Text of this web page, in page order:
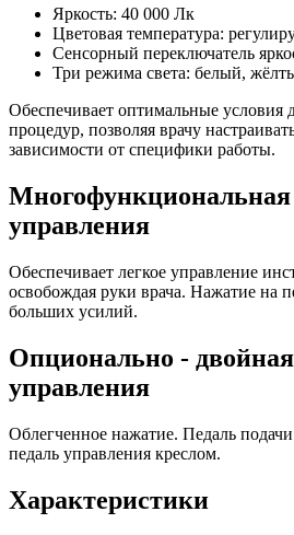
Яркость: 40 000 Лк
Цветовая температура:
Сенсорный переключатель
Три режима света: белый,
Обеспечивает оптимальные условия
процедур, позволяя врачу
зависимости от специфики работы.
Многофункциональная
управления
Обеспечивает легкое управление
освобождая руки врача. Нажатие на
больших усилий.
Опционально -
управления
Облегченное нажатие. Педаль
педаль управления креслом.
Характеристики